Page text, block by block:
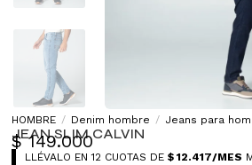
HOMBRE / Denim hombre / Jeans para
JEAN SLIM CALVIN
$149.000
LLÉVALO EN 12 CUOTAS DE$ 12.417/MES